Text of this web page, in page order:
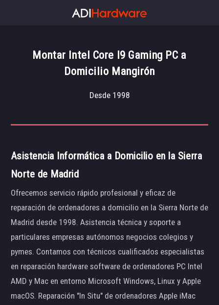
Montar Intel Core I9 Gaming PC a
Domicilio Mangirón
Desde 1998
Asistencia Informática a Domicilio en la Sierra
Norte de Madrid
Ofrecemos servicio rápido profesional y eficaz de
reparación de ordenadores a domicilio en la Sierra Norte de
Madrid desde 1998. Asistencia técnica y soporte a
particulares empresas autónomos negocios colegios y
pymes. Contamos con técnicos cualificados especialistas
en reparación hardware software de ordenadores PC Intel
AMD y Mac en entorno Microsoft Windows, Linux y Apple
macOS. Reparación "In Situ" de ordenadores Apple iMac